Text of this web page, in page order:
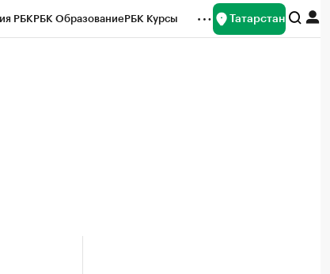
РБКРБК ОбразованиеРБК Курсы Татарстан